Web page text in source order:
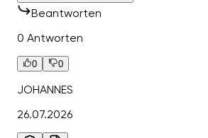
Beantworten
0 Antworten
0 0
JOHANNES
26.07.2026